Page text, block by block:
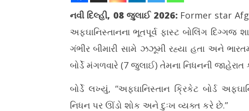
NOW VIEWING
અફઘાનિસ્તાનના ભૂતપૂર્વ દિગ્ગજ બોલર
શાપૂર ઝદરાનનું 38 વર્ષની વયે નિધન
July
8,
2026
જંતર-મંતરને પ્રદર્શન
નથી કરી દેવામાં આવતું?:
July
8,
નવી દિલ્હી, 08 જુલાઈ 2026: Former star
અફઘાનિસ્તાનના ભૂતપૂર્વ ફાસ્ટ બોલિંગ
ગંભીર બીમારી સામે ઝઝૂમી રહ્યા હતા અને
બોર્ડે મંગળવારે (7 જુલાઈ) તેમના નિધનની જાહેરાત
બોર્ડે લખ્યું, “અફઘાનિસ્તાન ક્રિકેટ બોર્ડ
નિધન પર ઊંડો શોક અને દુઃખ વ્યક્ત કરે છે.”